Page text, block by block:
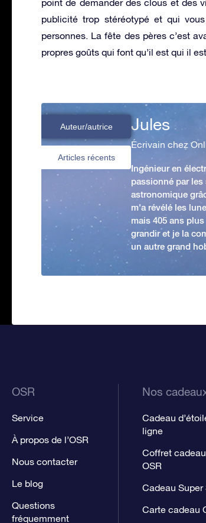
point de demander des clous et des
publicité trop stéréotypé et qui
personnes. La fête des pères c’est
propres goûts qui font qu’il est qui il
Auteur/autrice
Articles récents
Jules
Écrivain chez
Ingénieur en
passionné par
astronomique
m'a révélé les
mais 405 ans
grandir et je la
un autre grand
OSR
Service
À propos de l’OSR
Nous contacter
Le blog
Questions
fréquemment
Nos
Cadeau
ligne
Coffret cadeau
OSR
Cadeau Super
Carte cadeau